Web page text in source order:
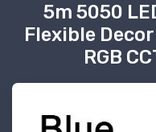
5m 5050
Flexible
RGB